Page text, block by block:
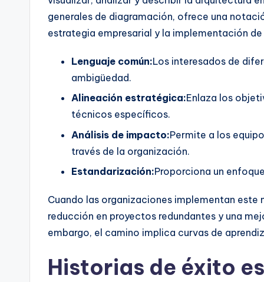
generales de diagramación, ofrece una
estrategia empresarial y la implementación de
Lenguaje común:Los interesados de
ambigüedad.
Alineación estratégica:Enlaza los
técnicos específicos.
Análisis de impacto:Permite a los
través de la organización.
Estandarización:Proporciona un
Cuando las organizaciones implementan
reducción en proyectos redundantes y una
embargo, el camino implica curvas de
Historias de éxito